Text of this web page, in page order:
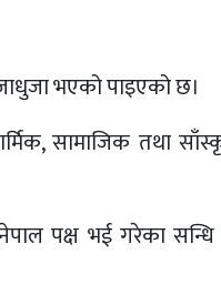
भएको पाइएको छ।
सामाजिक तथा
पक्ष भई गरेका